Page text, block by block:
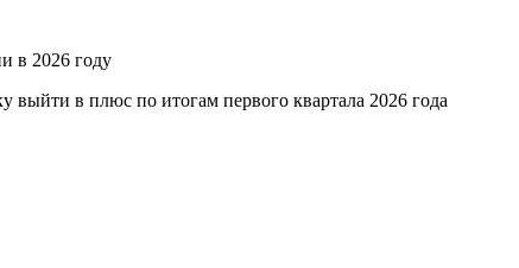
в 2026 году
выйти в плюс по итогам первого квартала 2026 года